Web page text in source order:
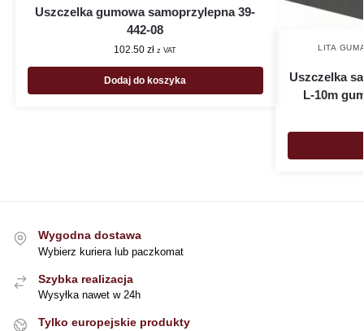
Uszczelka gumowa samoprzylepna 39-
442-08
102.50zł z VAT
Dodaj do koszyka
LITA
Uszczelka
L-10m
Wygodna dostawa
Wybierz kuriera lub paczkomat
Szybka realizacja
Wysyłka nawet w 24h
Tylko europejskie produkty